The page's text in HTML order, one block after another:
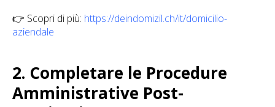
👉 Scopri di più: https://deindomizil.ch/it/domicilio-
aziendale
2. Completare le Procedure
Amministrative Post-